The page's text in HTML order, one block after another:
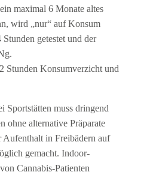
maximal 6 Monate altes
wird „nur“ auf Konsum
getestet und der
Stunden Konsumverzicht und
Sportstätten muss dringend
ohne alternative Präparate
Aufenthalt in Freibädern auf
gemacht. Indoor-
Cannabis-Patienten